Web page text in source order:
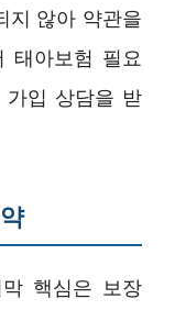
지 않아 약관을
태아보험 필요
가입 상담을 받
핵심은 보장